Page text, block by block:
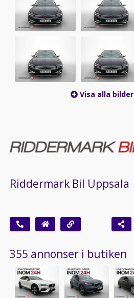
Visa alla bilder
Riddermark Bil Uppsala
355 annonser i butiken